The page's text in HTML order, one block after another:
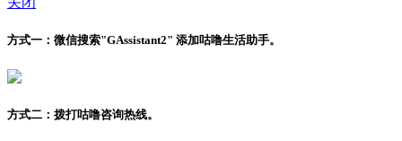
方式一： 微信搜索"GAssistant2" 添加咕噜生活助手。
方式二： 拨打咕噜咨询热线。